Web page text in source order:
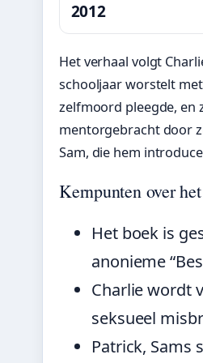
2012
Het verhaal volgt
schooljaar worstelt
zelfmoord pleegde, en
mentorgebracht door
Sam, die hem
Kernpunten over
Het boek is
anonieme
Charlie wordt
seksueel
Patrick, Sams